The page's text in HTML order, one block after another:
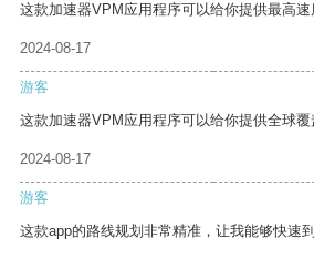
这款加速器VPM应用程序可以给你提供最高速
2024-08-17
游客
这款加速器VPM应用程序可以给你提供全球覆
2024-08-17
游客
这款app的路线规划非常精准，让我能够快速到